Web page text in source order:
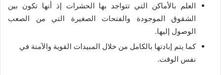
العلم بالأماكن التي تتواجد بها الحشرات إذ أنها تكون بين
الشقوق الموجودة والفتحات الصغيرة التي من الصعب
الوصول إليها.
كما يتم إبادتها بالكامل من خلال المبيدات القوية والآمنة في
نفس الوقت.